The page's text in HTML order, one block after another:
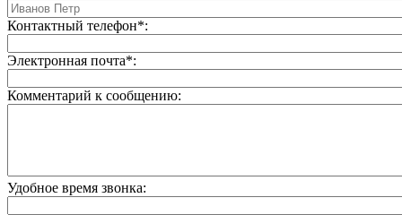
Контактный телефон*:
Электронная почта*:
Комментарий к сообщению:
Удобное время звонка: